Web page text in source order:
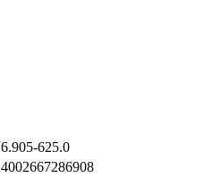
6.905-625.0
4002667286908